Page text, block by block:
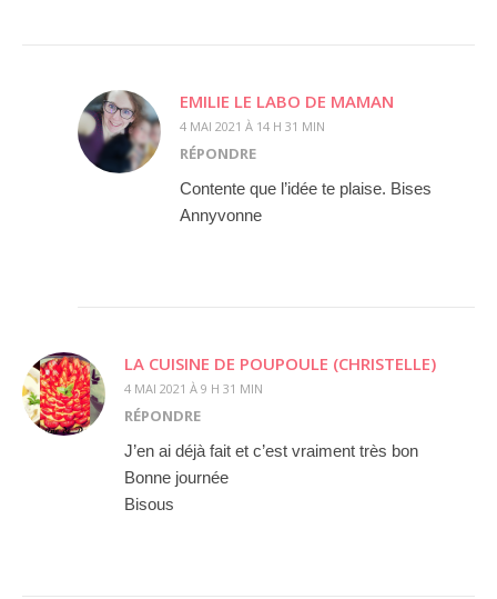
EMILIE LE LABO DE MAMAN
4 MAI 2021 À 14 H 31 MIN
RÉPONDRE
Contente que l’idée te plaise. Bises
Annyvonne
LA CUISINE DE POUPOULE (CHRISTELLE)
4 MAI 2021 À 9 H 31 MIN
RÉPONDRE
J’en ai déjà fait et c’est vraiment très bon
Bonne journée
Bisous